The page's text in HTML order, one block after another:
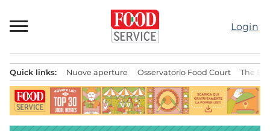
al
contenuto
Login
principale
Quick links: Nuove aperture Osservatorio Food Court The